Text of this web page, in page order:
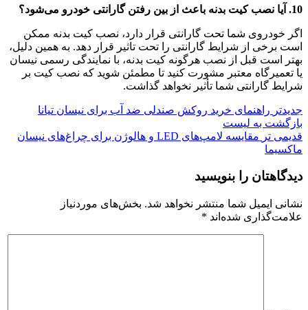
10. آیا نصب کیت بدنه باعث از بین رفتن گارانتی خودرو می‌شود؟
اگر خودروی شما تحت گارانتی قرار دارد، نصب کیت بدنه ممکن
است برخی از شرایط گارانتی را تحت تاثیر قرار دهد. به همین دلیل،
بهتر است قبل از نصب هرگونه کیت بدنه، با نمایندگی رسمی نیسان
یا تعمیرگاه معتبر مشورت کنید تا مطمئن شوید که نصب کیت بر
شرایط گارانتی شما تأثیر نخواهد گذاشت.
جدیدتر راهنمای خرید روکش صندلی ضد آب برای نیسان تیانا
بازگشت به لیست
قدیمی تر
مقایسه لامپ‌های LED و هالوژن برای چراغ‌های نیسان
ماکسیما
دیدگاهتان را بنویسید
نشانی ایمیل شما منتشر نخواهد شد. بخش‌های موردنیاز
علامت‌گذاری شده‌اند *